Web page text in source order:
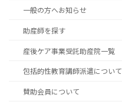
一般の方へお知らせ
助産師を探す
産後ケア事業受託助産院一覧
包括的性教育講師派遣について
賛助会員について